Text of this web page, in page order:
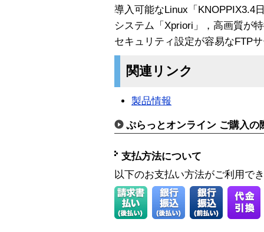
導入可能なLinux「KNOPPIX3.4
システム「Xpriori」，高画質が
セキュリティ設定が容易なFTP
関連リンク
製品情報
ぷらっとオンライン ご購入の
支払方法について
以下のお支払い方法がご利用で